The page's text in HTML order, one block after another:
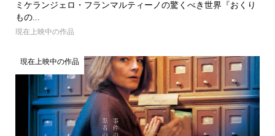
ミケランジェロ・フランマルティーノの驚くべき世界『おくり
もの...
現在上映中の作品
現在上映中の作品